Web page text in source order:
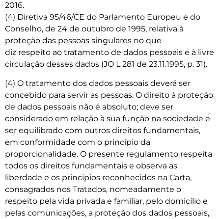
2016.
(4) Diretiva 95/46/CE do Parlamento Europeu e do
Conselho, de 24 de outubro de 1995, relativa à
proteção das pessoas singulares no que
diz respeito ao tratamento de dados pessoais e à livre
circulação desses dados (JO L 281 de 23.11.1995, p. 31).
(4) O tratamento dos dados pessoais deverá ser
concebido para servir as pessoas. O direito à proteção
de dados pessoais não é absoluto; deve ser
considerado em relação à sua função na sociedade e
ser equilibrado com outros direitos fundamentais,
em conformidade com o princípio da
proporcionalidade. O presente regulamento respeita
todos os direitos fundamentais e observa as
liberdade e os princípios reconhecidos na Carta,
consagrados nos Tratados, nomeadamente o
respeito pela vida privada e familiar, pelo domicílio e
pelas comunicações, a proteção dos dados pessoais,